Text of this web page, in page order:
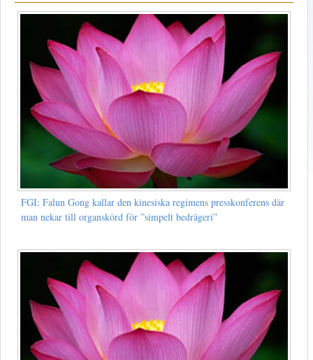
FGI: Falun Gong kallar den kinesiska regimens presskonferens där
man nekar till organskörd för ”simpelt bedrägeri”